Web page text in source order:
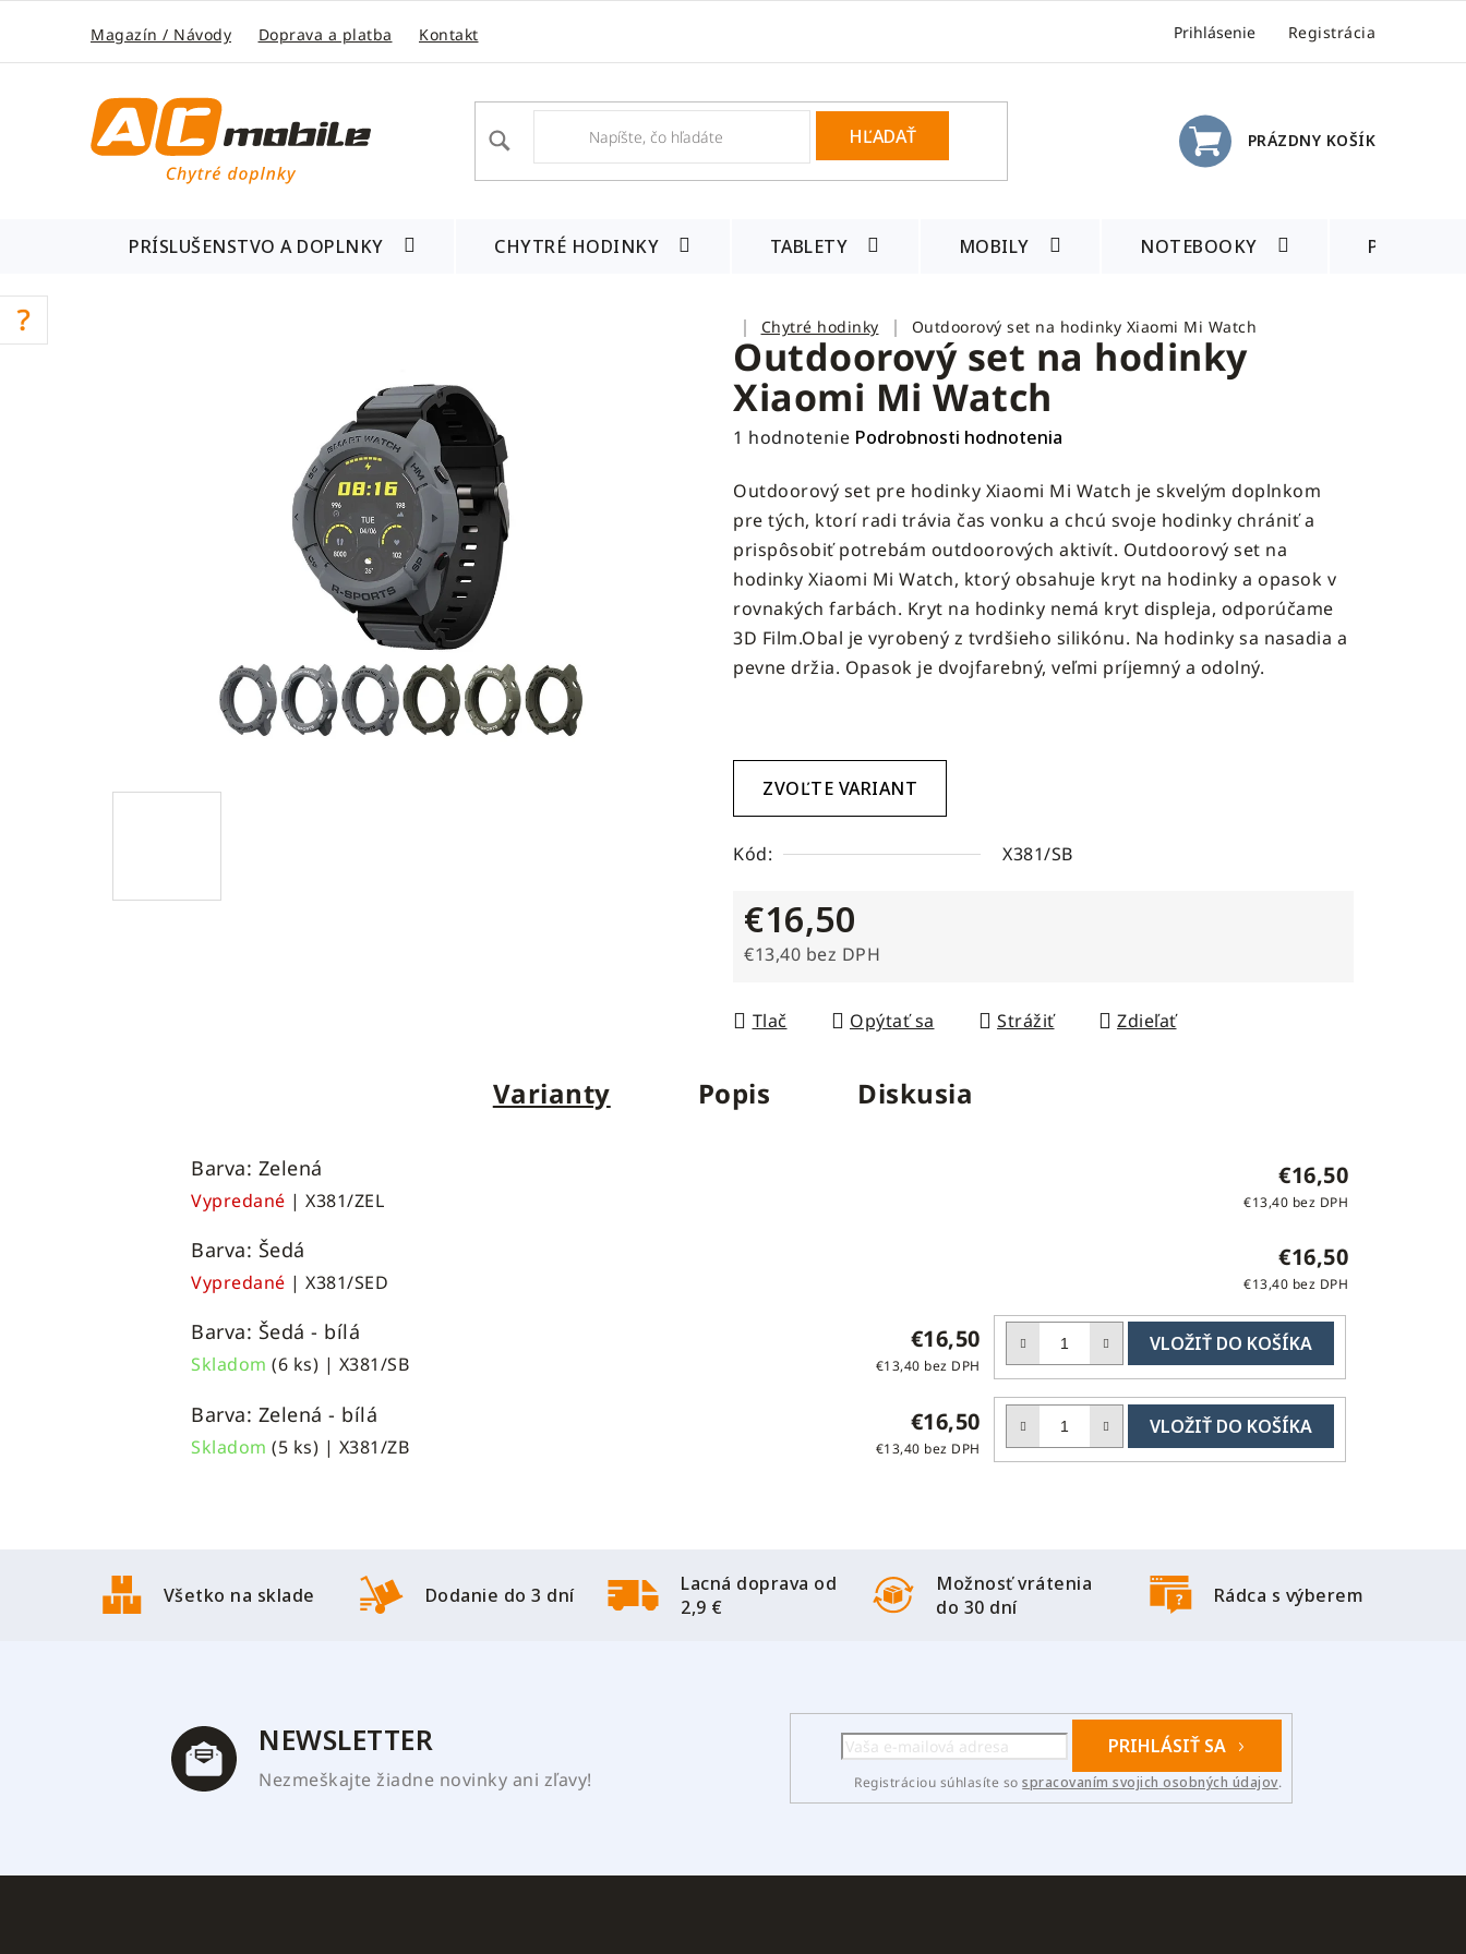
obsah
Magazín / Návody Doprava a platba Kontakt Prihlásenie Registrácia
HĽADAŤ
NÁKUPNÝ
PRÁZDNY KOŠÍK
PRÍSLUŠENSTVO A DOPLNKY CHYTRÉ HODINKY TABLETY MOBILY NOTEBOOKY
DomovChytré hodinky Outdoorový set na hodinky Xiaomi Mi Watch
Outdoorový set na hodinky
Xiaomi Mi Watch
Priemerné
produktu
je
5,0
z
5
hviezdičiek.
1 hodnotenie Podrobnosti hodnotenia
Outdoorový set pre hodinky Xiaomi Mi Watch je skvelým doplnkom
pre tých, ktorí radi trávia čas vonku a chcú svoje hodinky chrániť a
prispôsobiť potrebám outdoorových aktivít. Outdoorový set na
hodinky Xiaomi Mi Watch, ktorý obsahuje kryt na hodinky a opasok v
rovnakých farbách. Kryt na hodinky nemá kryt displeja, odporúčame
3D Film.Obal je vyrobený z tvrdšieho silikónu. Na hodinky sa nasadia a
pevne držia. Opasok je dvojfarebný, veľmi príjemný a odolný.
ZVOĽTE VARIANT
Kód: X381/SB
€16,50
€13,40 bez DPH
Tlač
Opýtať sa Strážiť Zdieľať
Varianty Popis Diskusia
Barva: Zelená
Vypredané | X381/ZEL
€16,50
€13,40 bez DPH
Barva: Šedá
Vypredané | X381/SED
€16,50
€13,40 bez DPH
Barva: Šedá - bílá
Skladom (6 ks) | X381/SB
€16,50
€13,40 bez DPH
DO
KOŠÍKA
Barva: Zelená - bílá
Skladom (5 ks) | X381/ZB
€16,50
€13,40 bez DPH
DO
KOŠÍKA
Všetko na sklade Dodanie do 3 dní
Lacná doprava od
2,9 €
Možnosť vrátenia
do 30 dní
Rádca s výberem
NEWSLETTER
Nezmeškajte žiadne novinky ani zľavy!
PRIHLÁSIŤ SA
Registráciou súhlasíte sospracovaním svojich osobných údajov.